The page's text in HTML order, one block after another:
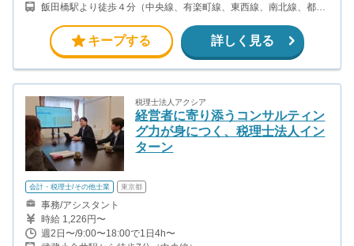
飯田橋駅より徒歩４分（中央線、有楽町線、東西線、南北線、都営
線） ◎飯田橋駅から徒歩4分の好立地で通勤もラクラクです♪
キープする 詳しく見る
税理士法人アクシア
経営者に寄り添うコンサルティン
グ力が身につく、税理士法人イン
ターン
会計・税理士/その他士業 東京都
事務/アシスタント
時給 1,226円〜
週2日〜/9:00〜18:00で1日4h〜